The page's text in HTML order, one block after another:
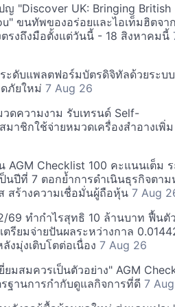
ญ "Discover UK: Bringing British
ขนทัพของอร่อยและไอเท็มฮิตจา
รงถึงมือตั้งแต่วันนี้ - 18 สิงหาคมนี้
ะดับแพลตฟอร์มบัตรดิจิทัลด้วยระบบ
ภัยใหม่ 7 Aug 26
ดความงาม รับเทรนด์ Self-
าชิกใช้จ่ายหมวดเครื่องสำอางเพิ่
AGM Checklist 100 คะแนนเต็ม
ป็นปีที่ 7 ตอกย้ำการดำเนินธุรกิจตา
สร้างความเชื่อมั่นผู้ถือหุ้น 7 Aug
69 ทำกำไรสุทธิ 10 ล้านบาท ฟื้นตั
ตรียมจ่ายปันผลระหว่างกาล
งมุ่งเติบโตต่อเนื่อง 7 Aug 26
ยมสมควรเป็นตัวอย่าง" AGM
ฐานการกำกับดูแลกิจการที่ดี 7